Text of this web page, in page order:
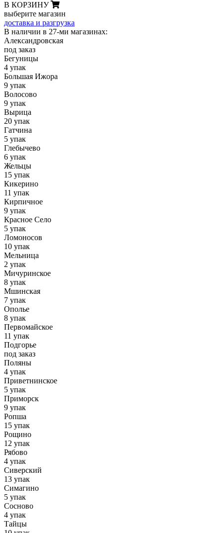
В КОРЗИНУ
выберите магазин
доставка и разгрузка
В наличии в 27-ми магазинах:
Александровская
под заказ
Бегуницы
4 упак
Большая Ижора
9 упак
Волосово
9 упак
Вырица
20 упак
Гатчина
5 упак
Глебычево
6 упак
Жельцы
15 упак
Кикерино
11 упак
Кирпичное
9 упак
Красное Село
5 упак
Ломоносов
10 упак
Мельница
2 упак
Мичуринское
8 упак
Мшинская
7 упак
Ополье
8 упак
Первомайское
11 упак
Подгорье
под заказ
Поляны
4 упак
Приветнинское
5 упак
Приморск
9 упак
Ропша
15 упак
Рощино
12 упак
Рябово
4 упак
Сиверский
13 упак
Симагино
5 упак
Сосново
4 упак
Тайцы